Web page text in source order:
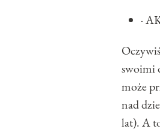
·
swoimi
może
nad
lat). A